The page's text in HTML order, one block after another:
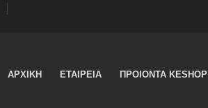
ΑΡΧΙΚΗ ΕΤΑΙΡΕΙΑ ΠΡΟΙΟΝΤΑ KESHOP